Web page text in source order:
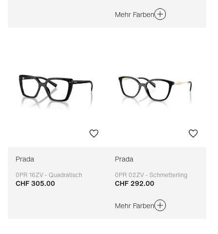
Mehr Farben
Prada
0PR 16ZV - Quadratisch
Anpassbar
CHF 305.00
Prada
0PR 02ZV - Schmetterling
Anpassbar
CHF 292.00
Mehr Farben